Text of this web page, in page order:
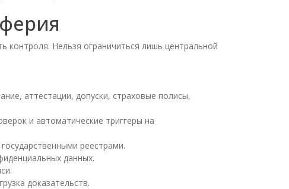
контроля. Нельзя ограничиться лишь центральной
аттестации, допуски, страховые полисы,
и автоматические триггеры на
реестрами.
данных.
доказательств.